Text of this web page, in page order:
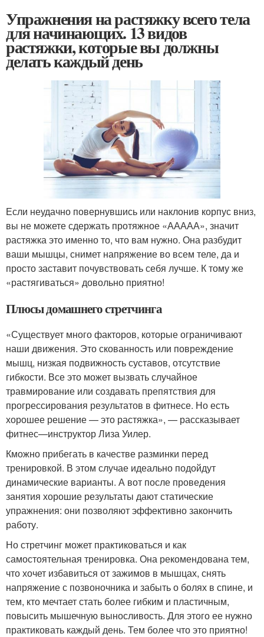
Упражнения на растяжку всего тела
для начинающих. 13 видов
растяжки, которые вы должны
делать каждый день
Если неудачно повернувшись или наклонив корпус вниз,
вы не можете сдержать протяжное «ААААА», значит
растяжка это именно то, что вам нужно. Она разбудит
ваши мышцы, снимет напряжение во всем теле, да и
просто заставит почувствовать себя лучше. К тому же
«растягиваться» довольно приятно!
Плюсы домашнего стретчинга
«Существует много факторов, которые ограничивают
наши движения. Это скованность или повреждение
мышц, низкая подвижность суставов, отсутствие
гибкости. Все это может вызвать случайное
травмирование или создавать препятствия для
прогрессирования результатов в фитнесе. Но есть
хорошее решение — это растяжка», — рассказывает
фитнес—инструктор Лиза Уилер.
Кможно прибегать в качестве разминки перед
тренировкой. В этом случае идеально подойдут
динамические варианты. А вот после проведения
занятия хорошие результаты дают статические
упражнения: они позволяют эффективно закончить
работу.
Но стретчинг может практиковаться и как
самостоятельная тренировка. Она рекомендована тем,
что хочет избавиться от зажимов в мышцах, снять
напряжение с позвоночника и забыть о болях в спине, и
тем, кто мечтает стать более гибким и пластичным,
повысить мышечную выносливость. Для этого ее нужно
практиковать каждый день. Тем более что это приятно!